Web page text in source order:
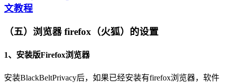
（五）浏览器 firefox（火狐）的设置
1、安装版Firefox浏览器
安装BlackBeltPrivacy后，如果已经安装有firefox浏览器，软件